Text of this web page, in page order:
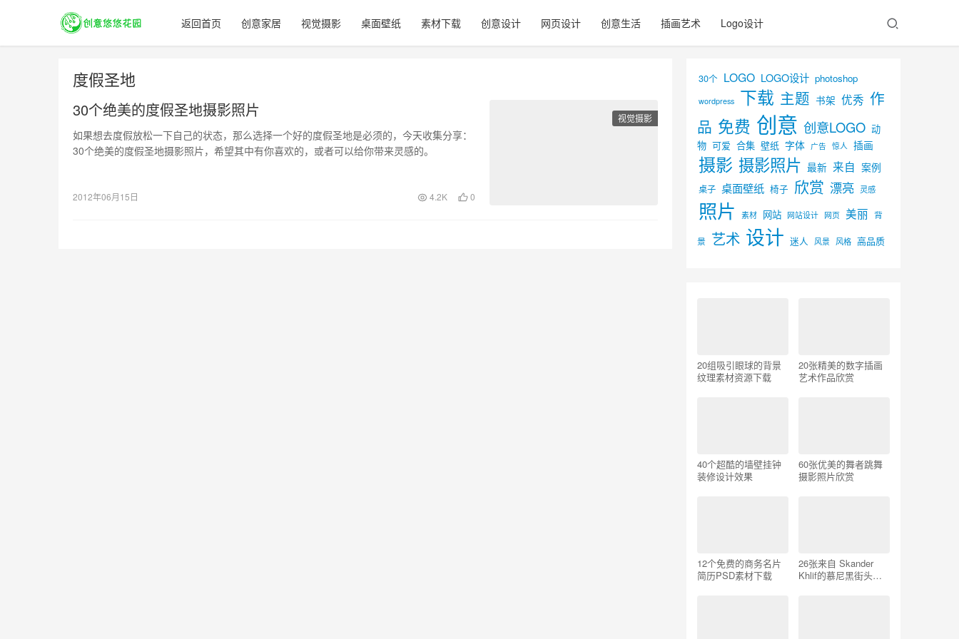
返回首页 创意家居 视觉摄影 桌面壁纸 素材下载 创意设计 网页设计 创意生活 插画艺术 Logo设计
度假圣地
视觉摄影
30个绝美的度假圣地摄影照片
如果想去度假放松一下自己的状态，那么选择一个好的度假圣地是必须的，今天收集分享：
30个绝美的度假圣地摄影照片，希望其中有你喜欢的，或者可以给你带来灵感的。
2012年06月15日 4.2K 0
30个 LOGO LOGO设计 photoshop
wordpress 下载 主题 书架 优秀 作
品 免费 创意 创意LOGO 动
物 可爱 合集 壁纸 字体 广告 惊人 插画
摄影 摄影照片 最新 来自 案例
桌子 桌面壁纸 椅子 欣赏 漂亮 灵感
照片 素材 网站 网站设计 网页 美丽 背
景 艺术 设计 迷人 风景 风格 高品质
20组吸引眼球的背景
纹理素材资源下载
20张精美的数字插画
艺术作品欣赏
40个超酷的墙壁挂钟
装修设计效果
60张优美的舞者跳舞
摄影照片欣赏
12个免费的商务名片
简历PSD素材下载
26张来自 Skander
Khlif的慕尼黑街头摄